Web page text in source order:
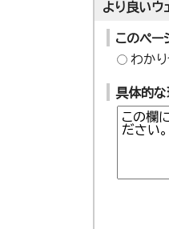
より良いウ
このペ
わか
具体的な